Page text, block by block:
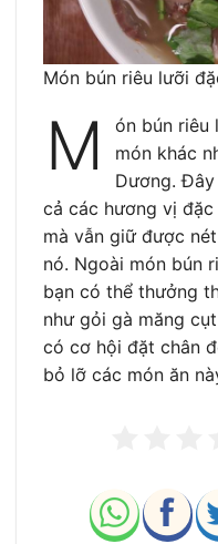
Món bún riêu lưỡi
M
ón bún riêu
món khác
Dương.
cả các hương vị
mà vẫn giữ được
nó. Ngoài món bún
bạn có thể thưởng
như gỏi gà măng
có cơ hội đặt chân
bỏ lỡ các món ăn